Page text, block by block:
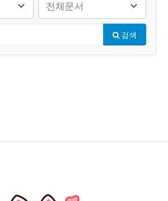
수정과 문제 해결을 도와드립니다
수정과 문제 해결을 도와드립니다
검색